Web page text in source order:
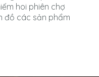
hoi phiên chợ
đồ các sản phẩm